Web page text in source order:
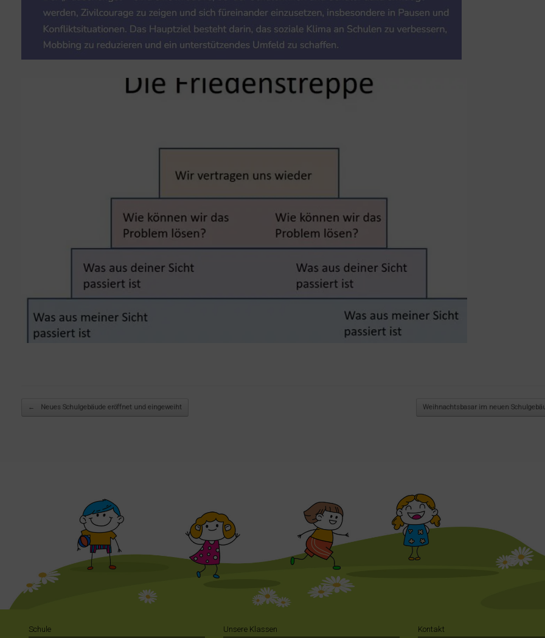
Beitragsnavigation
← Neues Schulgebäude eröffnet und eingeweiht Weihnachtsbasar im neuen
Schule Unsere Klassen Kontakt